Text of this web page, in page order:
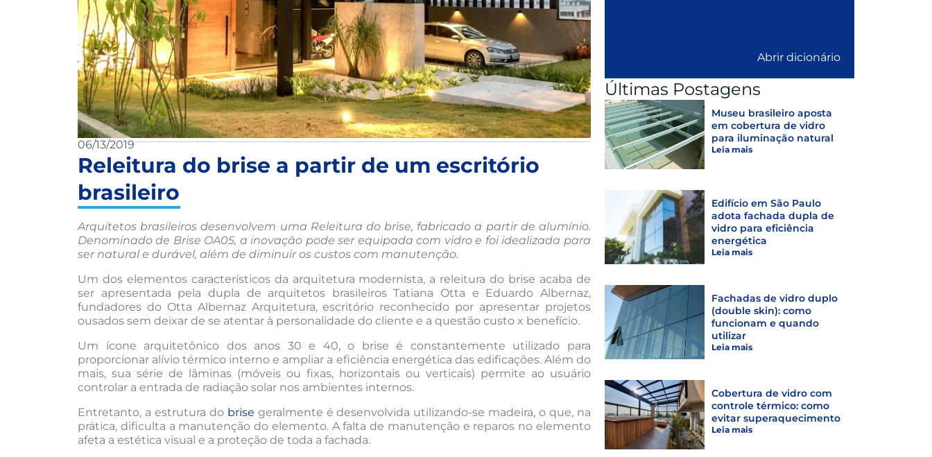
06/13/2019
Releitura do brise a partir de um escritório
brasileiro
Arquitetos brasileiros desenvolvem uma Releitura do brise, fabricado a partir de alumínio.
Denominado de Brise OA05, a inovação pode ser equipada com vidro e foi idealizada para
ser natural e durável, além de diminuir os custos com manutenção.
Um dos elementos característicos da arquitetura modernista, a releitura do brise acaba de
ser apresentada pela dupla de arquitetos brasileiros Tatiana Otta e Eduardo Albernaz,
fundadores do Otta Albernaz Arquitetura, escritório reconhecido por apresentar projetos
ousados sem deixar de se atentar à personalidade do cliente e a questão custo x benefício.
Um ícone arquitetônico dos anos 30 e 40, o brise é constantemente utilizado para
proporcionar alívio térmico interno e ampliar a eficiência energética das edificações. Além do
mais, sua série de lâminas (móveis ou fixas, horizontais ou verticais) permite ao usuário
controlar a entrada de radiação solar nos ambientes internos.
Entretanto, a estrutura do brise geralmente é desenvolvida utilizando-se madeira, o que, na
prática, dificulta a manutenção do elemento. A falta de manutenção e reparos no elemento
afeta a estética visual e a proteção de toda a fachada.
Abrir dicionário
Últimas Postagens
Museu brasileiro aposta
em cobertura de vidro
para iluminação natural
Leia mais
Edifício em São Paulo
adota fachada dupla de
vidro para eficiência
energética
Leia mais
Fachadas de vidro duplo
(double skin): como
funcionam e quando
utilizar
Leia mais
Cobertura de vidro com
controle térmico: como
evitar superaquecimento
Leia mais